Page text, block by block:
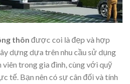
thôn được coi là đẹp và hợp
dựng dựa trên nhu cầu sử dụng
trong gia đình, cùng với quỹ
tế. Bạn nên có sự cân đối và tính